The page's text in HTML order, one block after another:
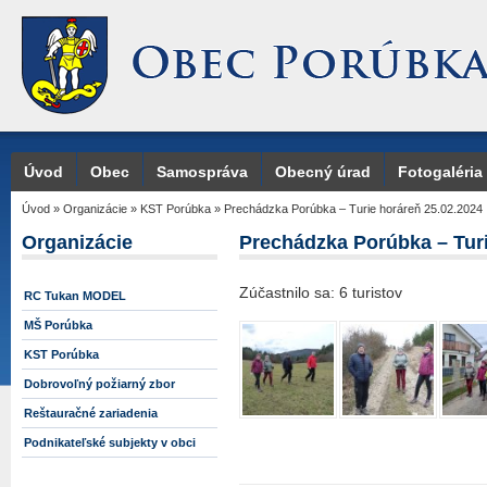
Úvod Obec Samospráva Obecný úrad Fotogaléria
Úvod » Organizácie » KST Porúbka » Prechádzka Porúbka – Turie horáreň 25.02.2024
Organizácie
RC Tukan MODEL
MŠ Porúbka
KST Porúbka
Dobrovoľný požiarný zbor
Reštauračné zariadenia
Podnikateľské subjekty v obci
Prechádzka Porúbka –
Zúčastnilo sa: 6 turistov